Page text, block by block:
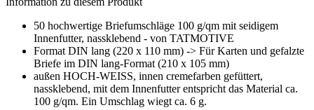
50 hochwertige Briefumschläge 100 g/qm mit seidigem
Innenfutter, nassklebend - von TATMOTIVE
Format DIN lang (220 x 110 mm) -> Für Karten und gefalzte
Briefe im DIN lang-Format (210 x 105 mm)
außen HOCH-WEISS, innen cremefarben gefüttert,
nassklebend, mit dem Innenfutter entspricht das Material ca.
100 g/qm. Ein Umschlag wiegt ca. 6 g.